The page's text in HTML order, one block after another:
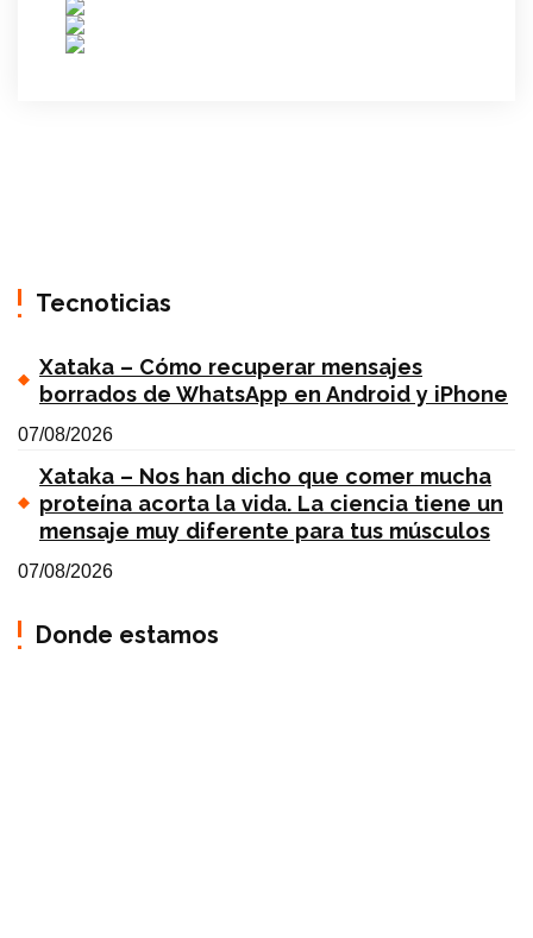
Tecnoticias
Xataka – Cómo recuperar mensajes
borrados de WhatsApp en Android y iPhone
07/08/2026
Xataka – Nos han dicho que comer mucha
proteína acorta la vida. La ciencia tiene un
mensaje muy diferente para tus músculos
07/08/2026
Donde estamos